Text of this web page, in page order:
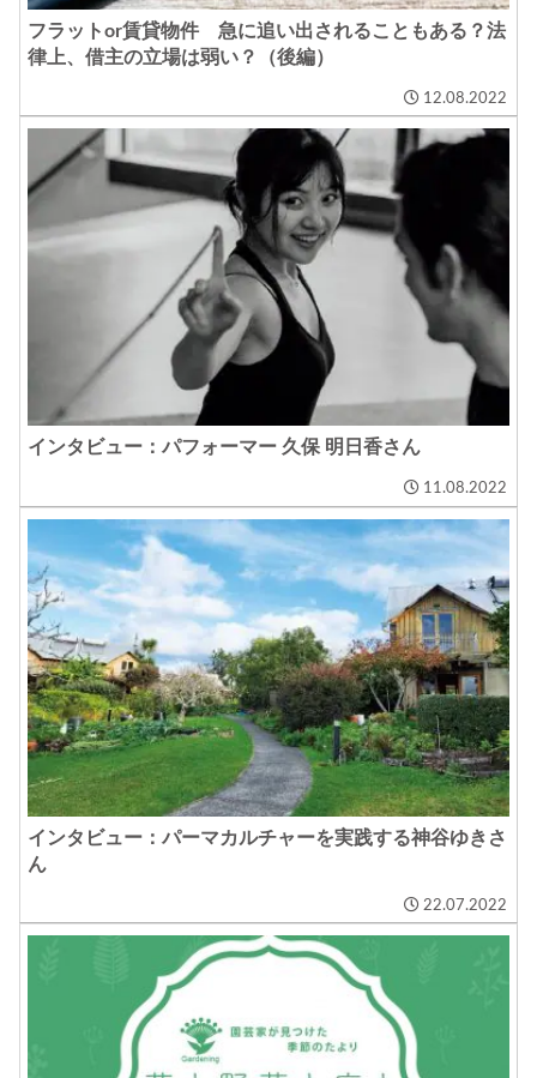
フラットor賃貸物件 急に追い出されることもある？法
律上、借主の立場は弱い？（後編）
12.08.2022
インタビュー：パフォーマー 久保 明日香さん
11.08.2022
インタビュー：パーマカルチャーを実践する神谷ゆきさ
ん
22.07.2022